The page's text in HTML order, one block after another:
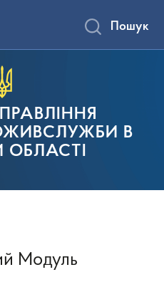
В
ОБЛАСТІ
Пошук
Модуль